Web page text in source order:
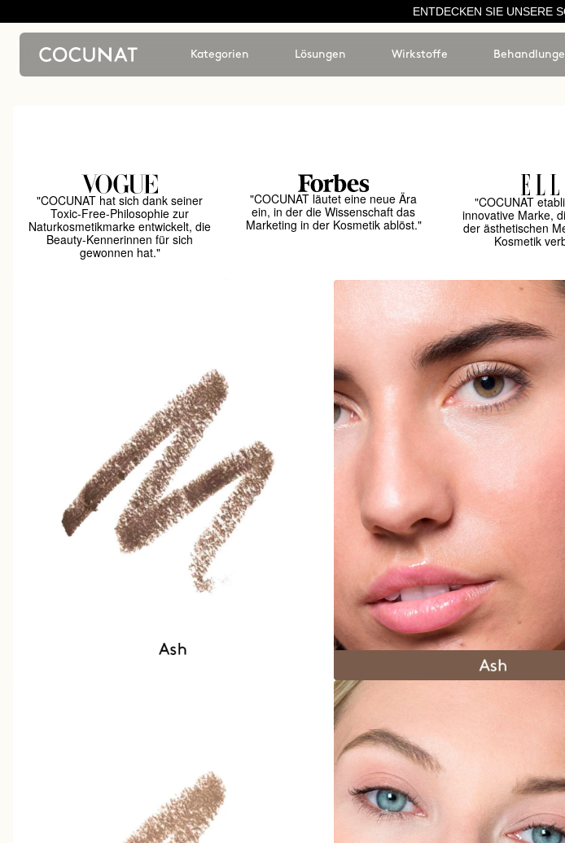
ENTDECKEN SIE UNSERE
Kategorien Lösungen Wirkstoffe
"COCUNAT hat sich dank seiner
Toxic-Free-Philosophie zur
Naturkosmetikmarke entwickelt, die
Beauty-Kennerinnen für sich
gewonnen hat."
"COCUNAT läutet eine neue Ära
ein, in der die Wissenschaft das
Marketing in der Kosmetik ablöst."
"COCUNAT
innovative Marke,
der ästhetischen
Kosmetik